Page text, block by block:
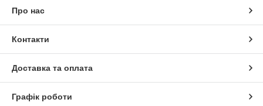
Про нас
Контакти
Доставка та оплата
Графік роботи